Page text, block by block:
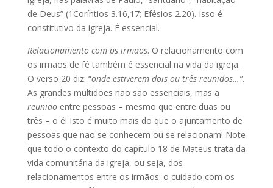
de Deus” (1Coríntios 3.16,17; Efésios 2.20). Isso é
constitutivo da igreja. É essencial.
Relacionamento com os irmãos. O relacionamento com
os irmãos de fé também é essencial na vida da igreja.
O verso 20 diz: “onde estiverem dois ou três reunidos…”.
As grandes multidões não são essenciais, mas a
reuniãoentre pessoas – mesmo que entre duas ou
três – o é! Isto é muito mais do que o ajuntamento de
pessoas que não se conhecem ou se relacionam! Note
que todo o contexto do capítulo 18 de Mateus trata da
vida comunitária da igreja, ou seja, dos
relacionamentos entre os irmãos: o cuidado com os